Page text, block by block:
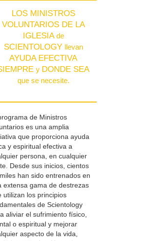
LOS MINISTROS
VOLUNTARIOS DE LA
IGLESIAde
SCIENTOLOGY llevan
AYUDA EFECTIVA
y DONDE SEA
que se necesite.
de Ministros
es una amplia
que proporciona ayuda
y espiritual efectiva a
persona, en cualquier
Desde sus inicios, cientos
han sido entrenados en
extensa gama de destrezas
utilizan los principios
de Scientology
aliviar el sufrimiento físico,
o espiritual y mejorar
aspecto de la vida,